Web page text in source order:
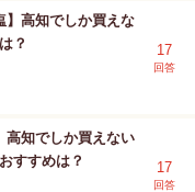
】高知でしか買えな
？
17
回答
高知でしか買えない
すすめは？
17
回答